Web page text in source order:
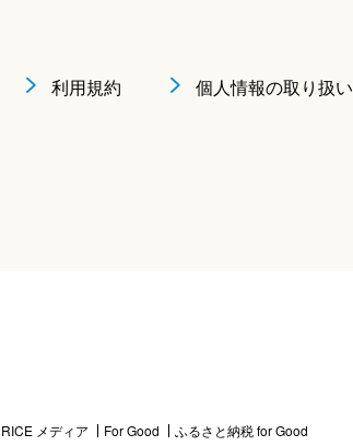
利用規約 個人情報の取り扱い
RICE メディア For Good ふるさと納税 for Good